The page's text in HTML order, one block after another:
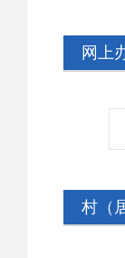
网上
村（